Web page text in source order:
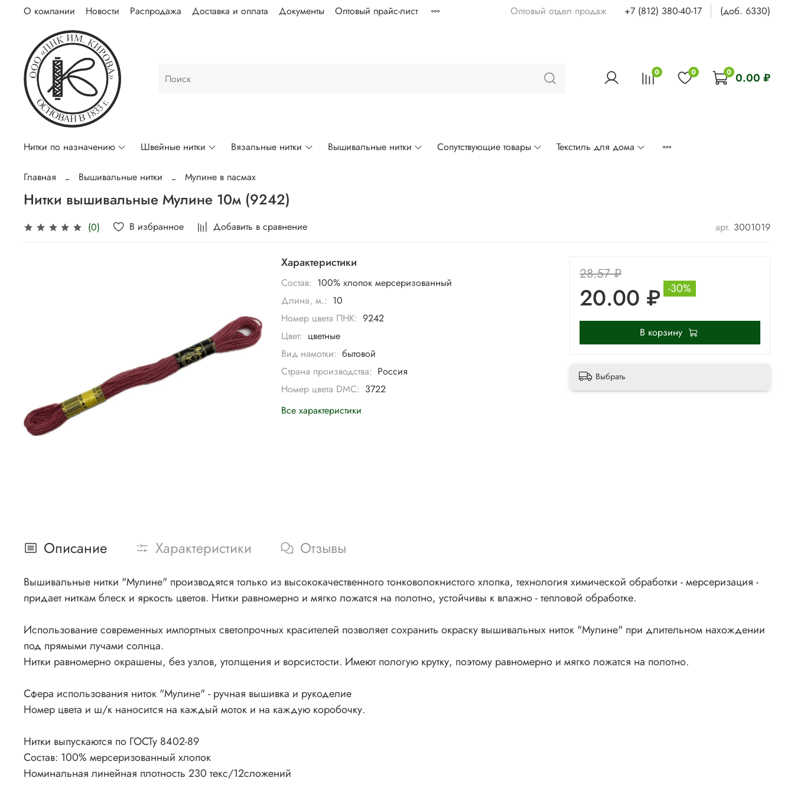
О компании Новости Распродажа Доставка и оплата Документы Оптовый прайс-лист Оптовый отдел продаж +7 (812) 380-40-17 (доб. 6330)
0 0 0 0.00 ₽
Нитки по назначению Швейные нитки Вязальные нитки Вышивальные нитки Сопутствующие товары Текстиль для дома
Главная Вышивальные нитки Мулине в пасмах
Нитки вышивальные Мулине 10м (9242)
(0) В избранное Добавить в сравнение арт. 3001019
Характеристики
Состав: 100% хлопок мерсеризованный
Длина, м.: 10
Номер цвета ПНК: 9242
Цвет: цветные
Вид намотки: бытовой
Страна производства: Россия
Номер цвета DMC: 3722
Все характеристики
28.57 ₽
20.00 ₽ -30%
В корзину
Выбрать
Описание Характеристики Отзывы
Вышивальные нитки "Мулине" производятся только из высококачественного тонковолокнистого хлопка, технология химической обработки - мерсеризация -
придает ниткам блеск и яркость цветов. Нитки равномерно и мягко ложатся на полотно, устойчивы к влажно - тепловой обработке.
Использование современных импортных светопрочных красителей позволяет сохранить окраску вышивальных ниток "Мулине" при длительном нахождении
под прямыми лучами солнца.
Нитки равномерно окрашены, без узлов, утолщения и ворсистости. Имеют пологую крутку, поэтому равномерно и мягко ложатся на полотно.
Сфера использования ниток "Мулине" - ручная вышивка и рукоделие
Номер цвета и ш/к наносится на каждый моток и на каждую коробочку.
Нитки выпускаются по ГОСТу 8402-89
Состав: 100% мерсеризованный хлопок
Номинальная линейная плотность 230 текс/12сложений